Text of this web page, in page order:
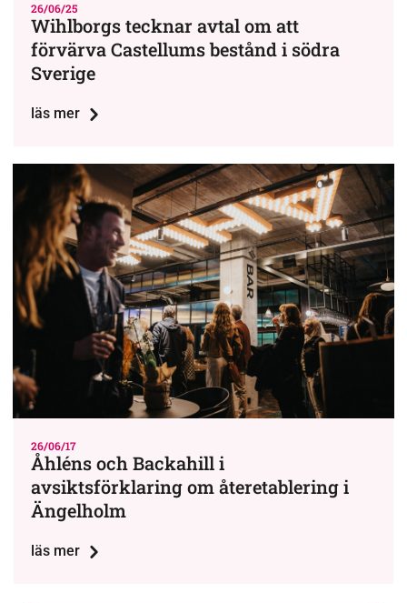
26/06/25
Wihlborgs tecknar avtal om att
förvärva Castellums bestånd i södra
Sverige
läs mer
26/06/17
Åhléns och Backahill i
avsiktsförklaring om återetablering i
Ängelholm
läs mer